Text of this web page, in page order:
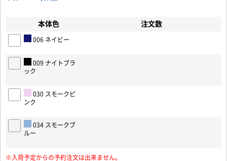
本体色 注文数
006 ネイビー
009 ナイトブラ
ック
030 スモークピ
ンク
034 スモークブ
ルー
※入荷予定からの予約注文は出来ません。